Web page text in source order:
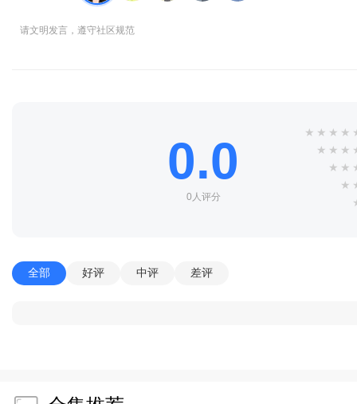
请文明发言，遵守社区规范
0.0
0人评分
★ ★ ★ ★
★ ★ ★
★ ★
★
全部 好评 中评 差评